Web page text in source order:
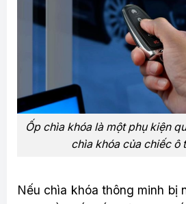
Ốp chìa khóa là một phụ kiện
chìa khóa của chiếc ô
Nếu chìa khóa thông minh bị